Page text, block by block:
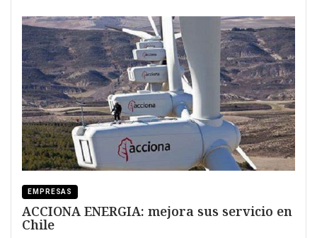
EMPRESAS
ACCIONA ENERGIA: mejora sus servicio en
Chile